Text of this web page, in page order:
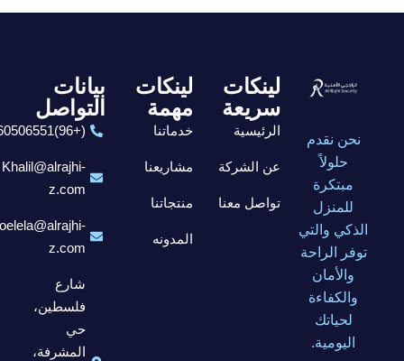
نحن نقدم
حلولاً
مبتكرة
للمنزل
الذكي والتي
توفر الراحة
والأمان
والكفاءة
لحياتك
اليومية.
لينكات
سريعة
الرئيسية
عن الشركة
تواصل معنا
لينكات
مهمة
خدماتنا
مشاريعنا
منتجاتنا
المدونه
بيانات
التواصل
(+96)6560506551
Khalil@alrajhi-
z.com
z.com
شارع
فلسطين،
حي
المشرفة،